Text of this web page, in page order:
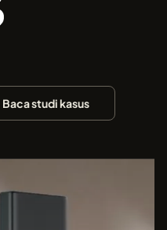
Baca studi kasus